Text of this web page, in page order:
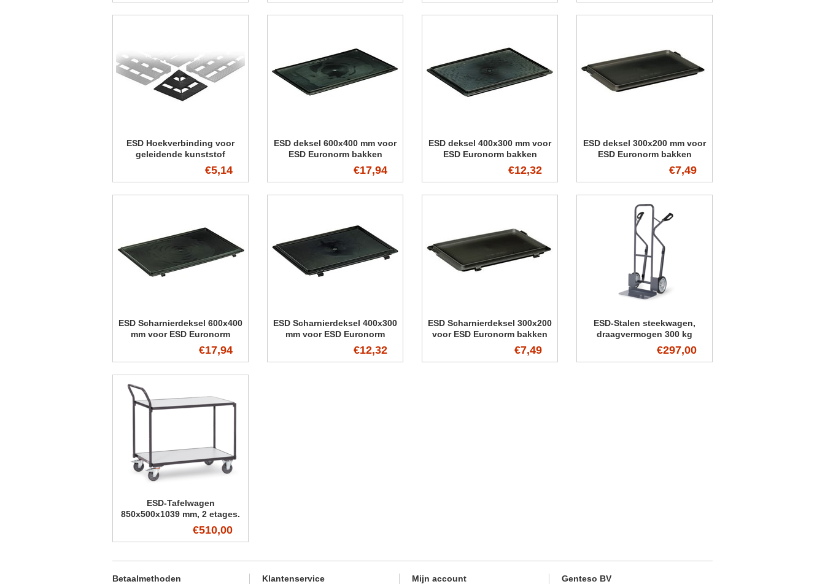
ESD Hoekverbinding voor
geleidende kunststof
vloerroosters€5,14
ESD deksel 600x400 mm voor
ESD Euronorm bakken
€17,94
ESD deksel 400x300 mm voor
ESD Euronorm bakken
€12,32
ESD deksel 300x200 mm voor
ESD Euronorm bakken
€7,49
ESD Scharnierdeksel 600x400
mm voor ESD Euronorm
€17,94
ESD Scharnierdeksel 400x300
mm voor ESD Euronorm
€12,32
ESD Scharnierdeksel 300x200
voor ESD Euronorm bakken
€7,49
ESD-Stalen steekwagen,
draagvermogen 300 kg
€297,00
ESD-Tafelwagen
850x500x1039 mm, 2 etages.
€510,00
Betaalmethoden Klantenservice Mijn account Genteso BV